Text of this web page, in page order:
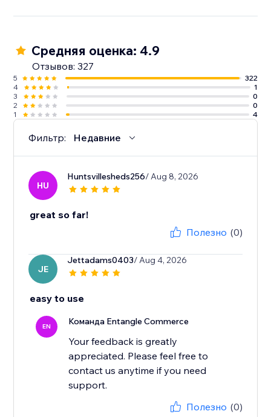
Средняя оценка: 4.9
Отзывов: 327
5
322
4
1
3
0
2
0
1
4
Фильтр: Недавние
HU
Huntsvillesheds256/ Aug 8, 2026
great so far!
Полезно (0)
JE
Jettadams0403/ Aug 4, 2026
easy to use
EN Команда Entangle Commerce
Your feedback is greatly
appreciated. Please feel free to
contact us anytime if you need
Полезно (0)